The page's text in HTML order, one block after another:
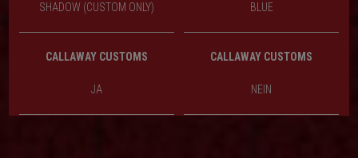
SHADOW (CUSTOM ONLY)
BLUE
CALLAWAY CUSTOMS CALLAWAY CUSTOMS
JA NEIN